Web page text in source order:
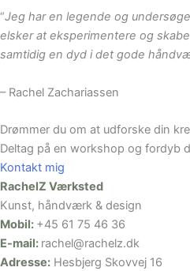
“Jeg har en legende og
elsker at eksperimentere og
samtidig en dyd i det gode
– Rachel Zachariassen
Drømmer du om at udforske din
Deltag på en workshop og fordyb
Kontakt mig
RachelZ Værksted
Kunst, håndværk & design
Mobil: +45 61 75 46 36
E-mail: rachel@rachelz.dk
Adresse: Hesbjerg Skovvej 16